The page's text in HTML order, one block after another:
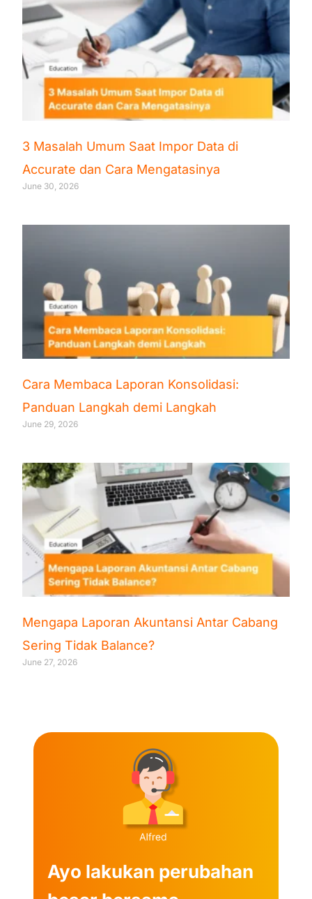
3 Masalah Umum Saat Impor Data di
Accurate dan Cara Mengatasinya
June 30, 2026
Cara Membaca Laporan Konsolidasi:
Panduan Langkah demi Langkah
June 29, 2026
Mengapa Laporan Akuntansi Antar Cabang
Sering Tidak Balance?
June 27, 2026
Ayo lakukan perubahan